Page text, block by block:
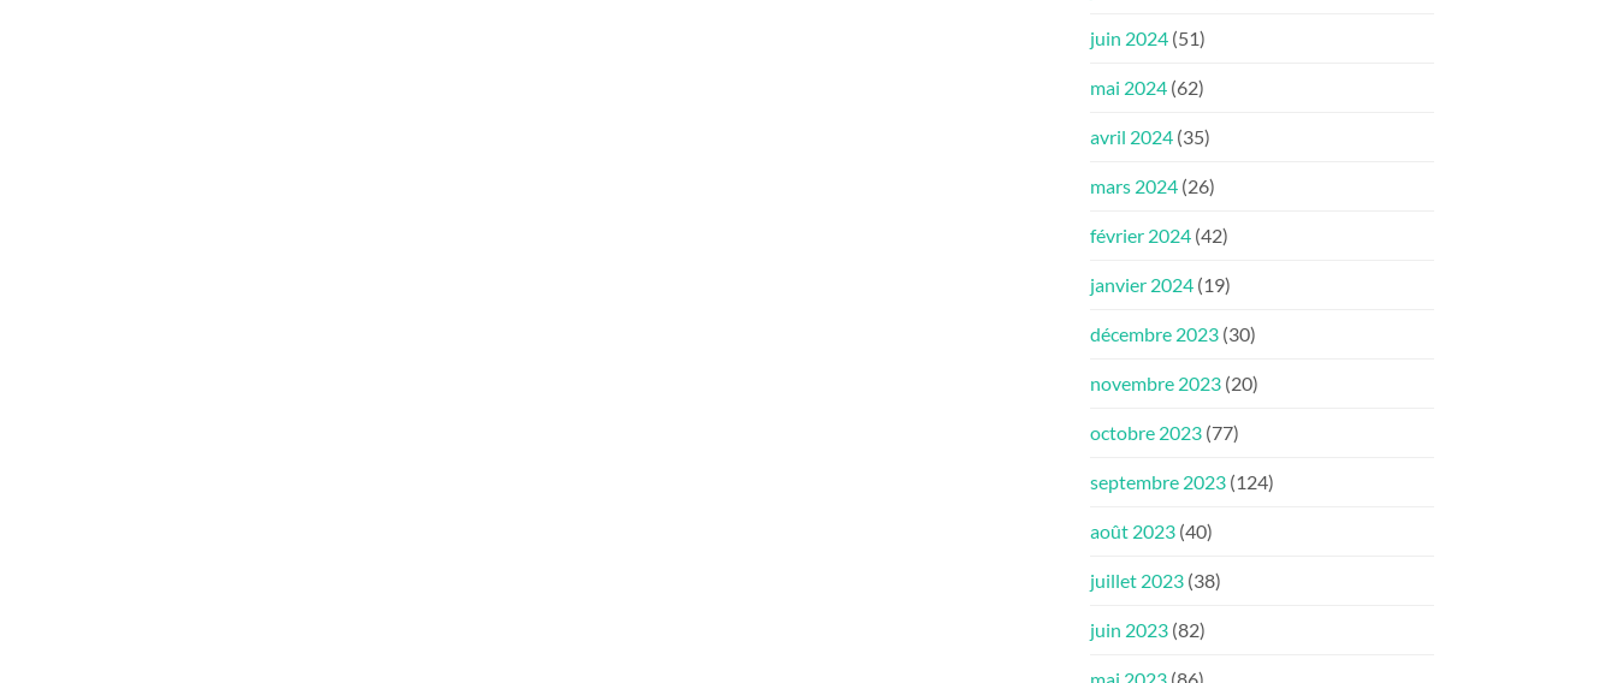
juin 2024 (51)
mai 2024 (62)
avril 2024 (35)
mars 2024 (26)
février 2024 (42)
janvier 2024 (19)
décembre 2023 (30)
novembre 2023 (20)
octobre 2023 (77)
septembre 2023 (124)
août 2023 (40)
juillet 2023 (38)
juin 2023 (82)
mai 2023 (86)